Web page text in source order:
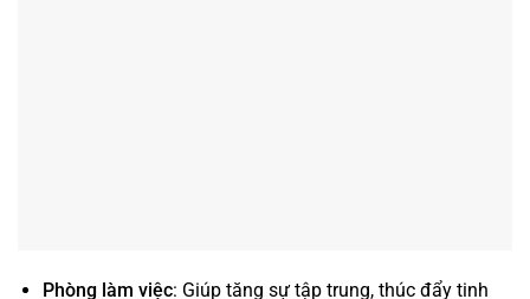
Phòng làm việc: Giúp tăng sự tập trung, thúc đẩy tinh